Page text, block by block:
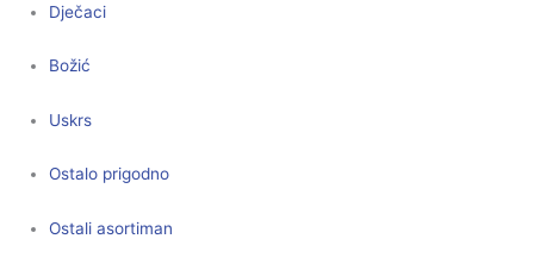
Dječaci
Božić
Uskrs
Ostalo prigodno
Ostali asortiman